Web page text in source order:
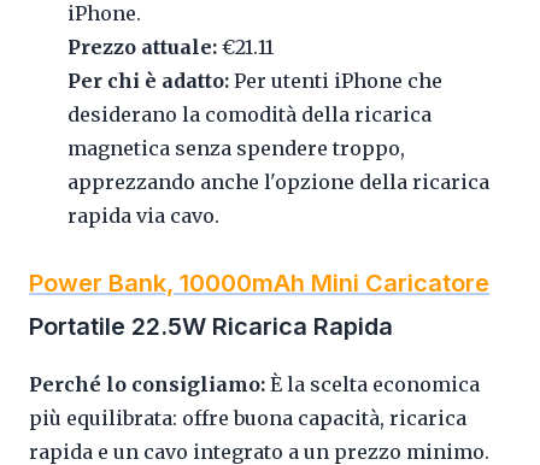
iPhone.
Prezzo attuale: €21.11
Per chi è adatto: Per utenti iPhone che
desiderano la comodità della ricarica
magnetica senza spendere troppo,
apprezzando anche l'opzione della ricarica
rapida via cavo.
Power Bank, 10000mAh Mini Caricatore
Portatile 22.5W Ricarica Rapida
Perché lo consigliamo: È la scelta economica
più equilibrata: offre buona capacità, ricarica
rapida e un cavo integrato a un prezzo minimo.